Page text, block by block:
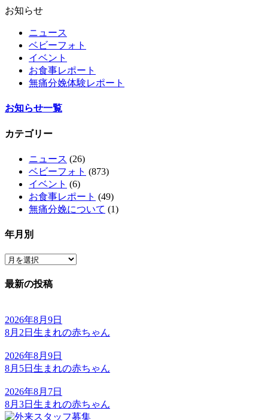
お知らせ
ニュース
ベビーフォト
イベント
お食事レポート
無痛分娩体験レポート
お知らせ一覧
カテゴリー
ニュース (26)
ベビーフォト (873)
イベント (6)
お食事レポート (49)
無痛分娩について (1)
年月別
最新の投稿
2026年8月9日
8月2日生まれの赤ちゃん
2026年8月9日
8月5日生まれの赤ちゃん
2026年8月7日
8月3日生まれの赤ちゃん